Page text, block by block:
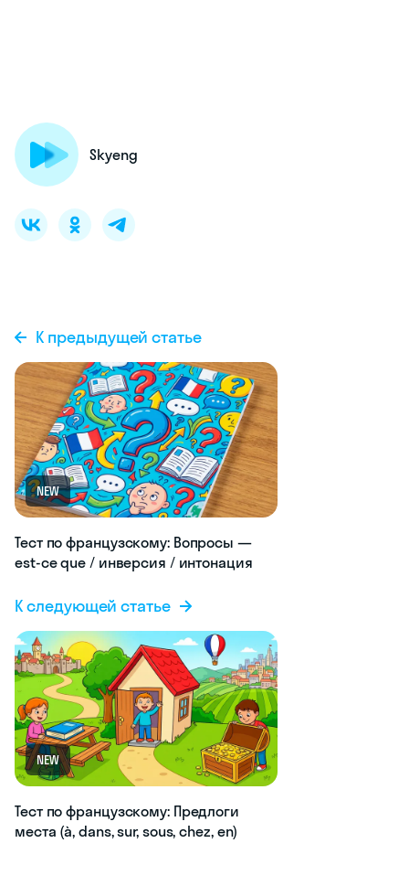
Skyeng
К предыдущей статье
NEW
Тест по французскому: Вопросы —
est-ce que / инверсия / интонация
К следующей статье
NEW
Тест по французскому: Предлоги
места (à, dans, sur, sous, chez, en)